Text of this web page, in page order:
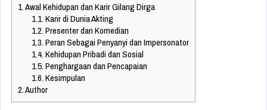
1.Awal Kehidupan dan Karir Gilang Dirga
1.1.Karir di Dunia Akting
1.2.Presenter dan Komedian
1.3.Peran Sebagai Penyanyi dan Impersonator
1.4.Kehidupan Pribadi dan Sosial
1.5.Penghargaan dan Pencapaian
1.6.Kesimpulan
2.Author